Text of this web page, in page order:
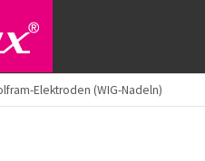
Elektroden (WIG-Nadeln)